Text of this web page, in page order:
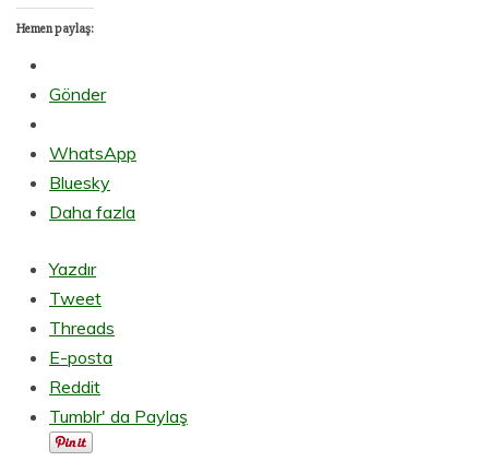
Hemen paylaş:
Gönder
WhatsApp
Bluesky
Daha fazla
Yazdır
Tweet
Threads
E-posta
Reddit
Tumblr' da Paylaş